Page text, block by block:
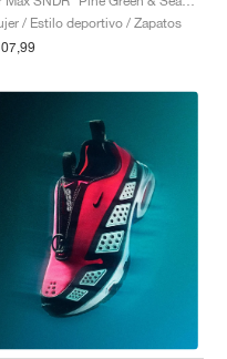
/ Estilo deportivo / Zapatos